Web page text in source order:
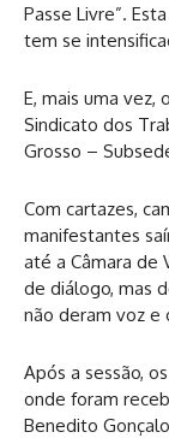
Passe Livre”.
tem se
E, mais uma
Sindicato dos
Grosso –
Com cartazes,
manifestantes
até a Câmara de
de diálogo, mas
não deram voz e
Após a sessão,
onde foram
Benedito